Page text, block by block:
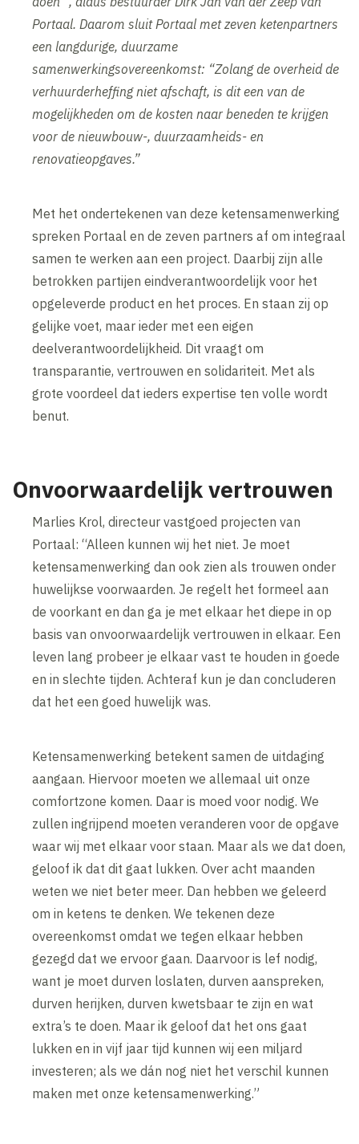
Portaal. Daarom sluit Portaal met zeven ketenpartners
een langdurige, duurzame
samenwerkingsovereenkomst: “Zolang de overheid de
verhuurderheffing niet afschaft, is dit een van de
mogelijkheden om de kosten naar beneden te krijgen
voor de nieuwbouw-, duurzaamheids- en
renovatieopgaves.”
Met het ondertekenen van deze ketensamenwerking
spreken Portaal en de zeven partners af om integraal
samen te werken aan een project. Daarbij zijn alle
betrokken partijen eindverantwoordelijk voor het
opgeleverde product en het proces. En staan zij op
gelijke voet, maar ieder met een eigen
deelverantwoordelijkheid. Dit vraagt om
transparantie, vertrouwen en solidariteit. Met als
grote voordeel dat ieders expertise ten volle wordt
benut.
Onvoorwaardelijk vertrouwen
Marlies Krol, directeur vastgoed projecten van
Portaal: “Alleen kunnen wij het niet. Je moet
ketensamenwerking dan ook zien als trouwen onder
huwelijkse voorwaarden. Je regelt het formeel aan
de voorkant en dan ga je met elkaar het diepe in op
basis van onvoorwaardelijk vertrouwen in elkaar. Een
leven lang probeer je elkaar vast te houden in goede
en in slechte tijden. Achteraf kun je dan concluderen
dat het een goed huwelijk was.
Ketensamenwerking betekent samen de uitdaging
aangaan. Hiervoor moeten we allemaal uit onze
comfortzone komen. Daar is moed voor nodig. We
zullen ingrijpend moeten veranderen voor de opgave
waar wij met elkaar voor staan. Maar als we dat doen,
geloof ik dat dit gaat lukken. Over acht maanden
weten we niet beter meer. Dan hebben we geleerd
om in ketens te denken. We tekenen deze
overeenkomst omdat we tegen elkaar hebben
gezegd dat we ervoor gaan. Daarvoor is lef nodig,
want je moet durven loslaten, durven aanspreken,
durven herijken, durven kwetsbaar te zijn en wat
extra’s te doen. Maar ik geloof dat het ons gaat
lukken en in vijf jaar tijd kunnen wij een miljard
investeren; als we dán nog niet het verschil kunnen
maken met onze ketensamenwerking.”